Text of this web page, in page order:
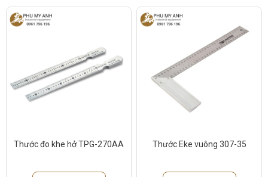
Thước Eke vuông 307-35
Thước lá Inox AK-2541